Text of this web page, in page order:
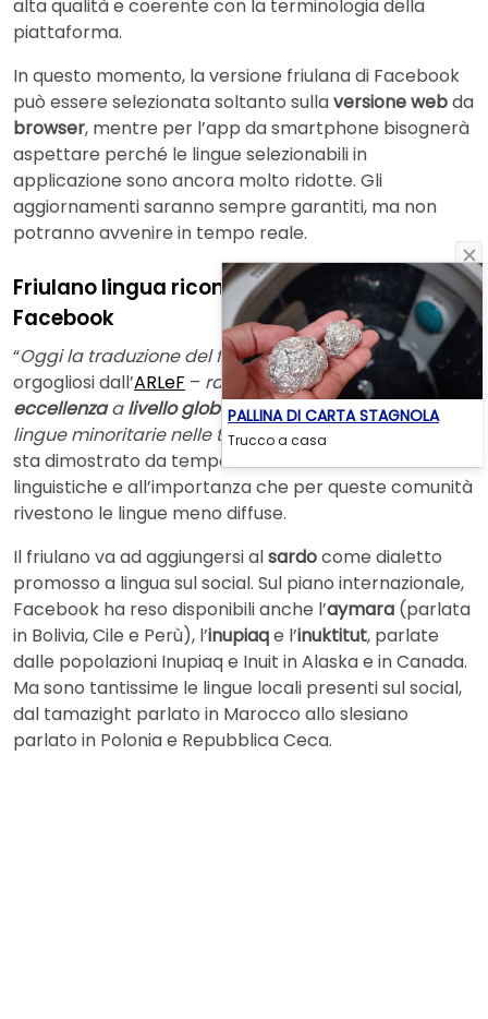
alta qualità e coerente con la terminologia della
piattaforma.
In questo momento, la versione friulana di Facebook
può essere selezionata soltanto sullaversione webda
browser, mentre per l’app da smartphone bisognerà
aspettare perché le lingue selezionabili in
applicazione sono ancora molto ridotte. Gli
aggiornamenti saranno sempre garantiti, ma non
potranno avvenire in tempo reale.
Friulano lingua riconosciuta anche da
Facebook
“Oggi la traduzione del friulano– dichiarano
orgogliosi dall’ARLeF – rappresenta un caso di
eccellenzaalivello globalenella promozione delle
lingue minoritarie nelle tecnologie”. Meta Platforms si
sta dimostrato da tempo sensibile alle minoranze
linguistiche e all’importanza che per queste comunità
rivestono le lingue meno diffuse.
Il friulano va ad aggiungersi alsardocome dialetto
promosso a lingua sul social. Sul piano internazionale,
Facebook ha reso disponibili anche l’aymara (parlata
in Bolivia, Cile e Perù), l’inupiaqe l’inuktitut, parlate
dalle popolazioni Inupiaq e Inuit in Alaska e in Canada.
Ma sono tantissime le lingue locali presenti sul social,
dal tamazight parlato in Marocco allo slesiano
parlato in Polonia e Repubblica Ceca.
PALLINA DI CARTA STAGNOLA
Trucco a casa